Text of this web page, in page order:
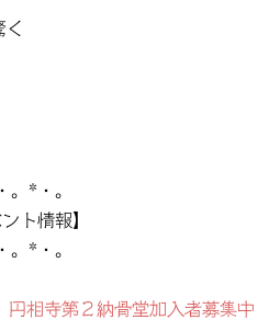
。*・。
ト情報】
。*・。
相寺第２納骨堂加入者募集中